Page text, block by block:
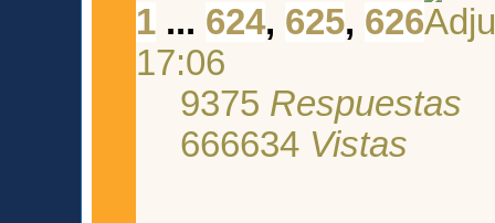
1 ... 624, 625, 626
17:06
9375 Respuestas
666634 Vistas